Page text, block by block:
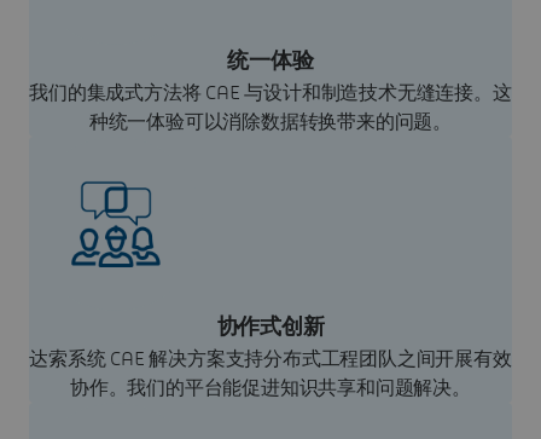
统一体验
我们的集成式方法将 CAE 与设计和制造技术无缝连接。这
种统一体验可以消除数据转换带来的问题。
协作式创新
达索系统 CAE 解决方案支持分布式工程团队之间开展有效
协作。我们的平台能促进知识共享和问题解决。